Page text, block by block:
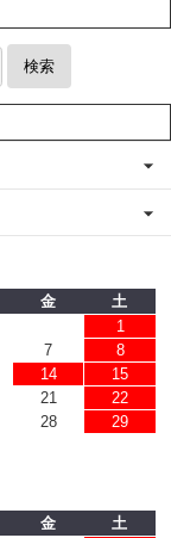
検索
金
土
1
7
8
14
15
21
22
28
29
金
土